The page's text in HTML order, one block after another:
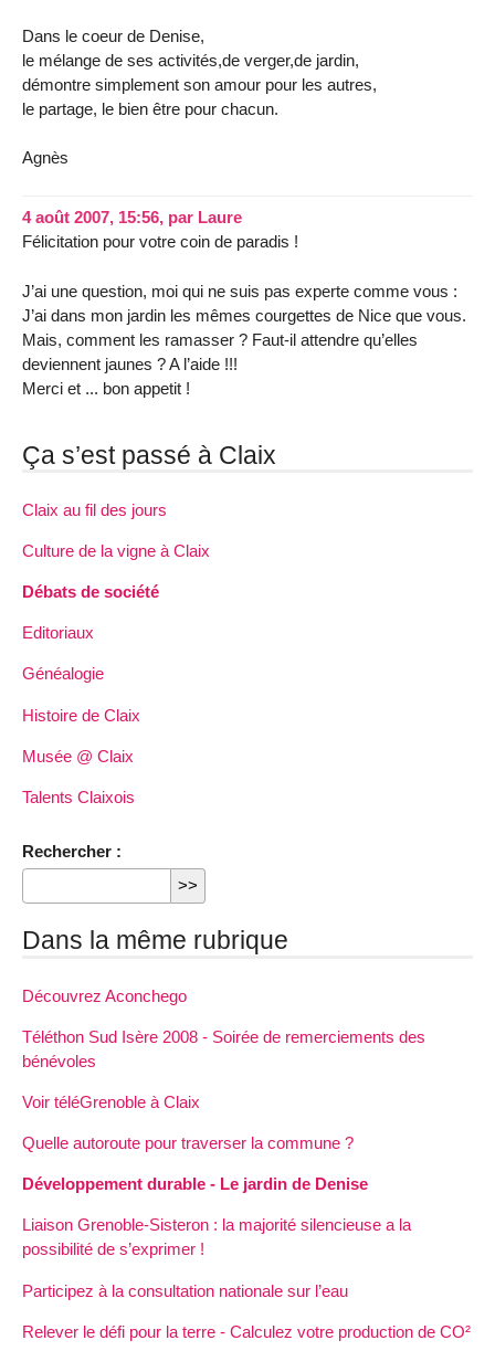
Dans le coeur de Denise,
le mélange de ses activités,de verger,de jardin,
démontre simplement son amour pour les autres,
le partage, le bien être pour chacun.
Agnès
4 août 2007, 15:56, par Laure
Félicitation pour votre coin de paradis !
J’ai une question, moi qui ne suis pas experte comme vous :
J’ai dans mon jardin les mêmes courgettes de Nice que vous.
Mais, comment les ramasser ? Faut-il attendre qu’elles
deviennent jaunes ? A l’aide !!!
Merci et ... bon appetit !
Ça s’est passé à Claix
Claix au fil des jours
Culture de la vigne à Claix
Débats de société
Editoriaux
Généalogie
Histoire de Claix
Musée @ Claix
Talents Claixois
Rechercher :
Dans la même rubrique
Découvrez Aconchego
Téléthon Sud Isère 2008 - Soirée de remerciements des
bénévoles
Voir téléGrenoble à Claix
Quelle autoroute pour traverser la commune ?
Développement durable - Le jardin de Denise
Liaison Grenoble-Sisteron : la majorité silencieuse a la
possibilité de s’exprimer !
Participez à la consultation nationale sur l’eau
Relever le défi pour la terre - Calculez votre production de CO²